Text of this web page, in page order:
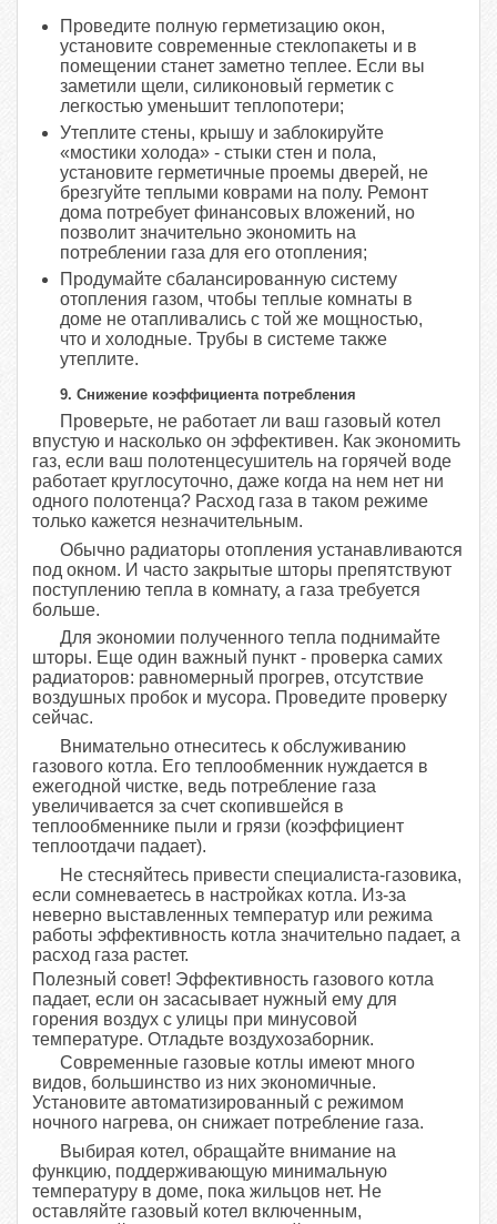
Проведите полную герметизацию окон,
установите современные стеклопакеты и в
помещении станет заметно теплее. Если вы
заметили щели, силиконовый герметик с
легкостью уменьшит теплопотери;
Утеплите стены, крышу и заблокируйте
«мостики холода» - стыки стен и пола,
установите герметичные проемы дверей, не
брезгуйте теплыми коврами на полу. Ремонт
дома потребует финансовых вложений, но
позволит значительно экономить на
потреблении газа для его отопления;
Продумайте сбалансированную систему
отопления газом, чтобы теплые комнаты в
доме не отапливались с той же мощностью,
что и холодные. Трубы в системе также
утеплите.
9. Снижение коэффициента потребления
Проверьте, не работает ли ваш газовый котел
впустую и насколько он эффективен. Как экономить
газ, если ваш полотенцесушитель на горячей воде
работает круглосуточно, даже когда на нем нет ни
одного полотенца? Расход газа в таком режиме
только кажется незначительным.
Обычно радиаторы отопления устанавливаются
под окном. И часто закрытые шторы препятствуют
поступлению тепла в комнату, а газа требуется
больше.
Для экономии полученного тепла поднимайте
шторы. Еще один важный пункт - проверка самих
радиаторов: равномерный прогрев, отсутствие
воздушных пробок и мусора. Проведите проверку
сейчас.
Внимательно отнеситесь к обслуживанию
газового котла. Его теплообменник нуждается в
ежегодной чистке, ведь потребление газа
увеличивается за счет скопившейся в
теплообменнике пыли и грязи (коэффициент
теплоотдачи падает).
Не стесняйтесь привести специалиста-газовика,
если сомневаетесь в настройках котла. Из-за
неверно выставленных температур или режима
работы эффективность котла значительно падает, а
расход газа растет.
Полезный совет! Эффективность газового котла
падает, если он засасывает нужный ему для
горения воздух с улицы при минусовой
температуре. Отладьте воздухозаборник.
Современные газовые котлы имеют много
видов, большинство из них экономичные.
Установите автоматизированный с режимом
ночного нагрева, он снижает потребление газа.
Выбирая котел, обращайте внимание на
функцию, поддерживающую минимальную
температуру в доме, пока жильцов нет. Не
оставляйте газовый котел включенным,